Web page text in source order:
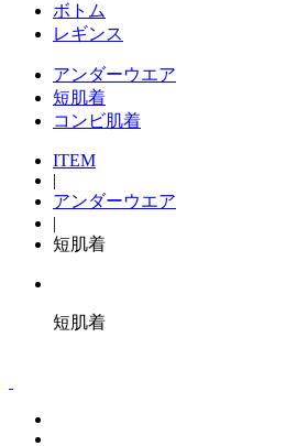
ボトム
レギンス
アンダーウエア
短肌着
コンビ肌着
ITEM
|
アンダーウエア
|
短肌着
短肌着